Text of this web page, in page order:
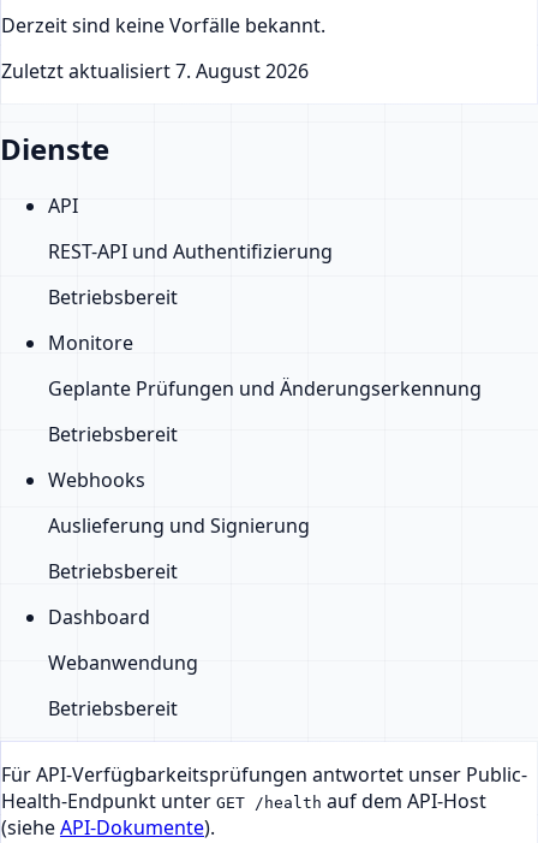
Derzeit sind keine Vorfälle bekannt.
Zuletzt aktualisiert7. August 2026
Dienste
API
REST-API und Authentifizierung
Betriebsbereit
Monitore
Geplante Prüfungen und Änderungserkennung
Betriebsbereit
Webhooks
Auslieferung und Signierung
Betriebsbereit
Dashboard
Webanwendung
Betriebsbereit
Für API-Verfügbarkeitsprüfungen antwortet unser Public-
Health-Endpunkt unter GET /health auf dem API-Host
(sieheAPI-Dokumente).